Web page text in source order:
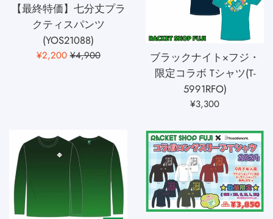
【最終特価】七分丈プラ
クティスパンツ
(YOS21088)
販
¥2,200通
¥4,900
ブラックナイト×フジ・
限定コラボ Tシャツ(T-
5991RFO)
通
価
格
¥3,300